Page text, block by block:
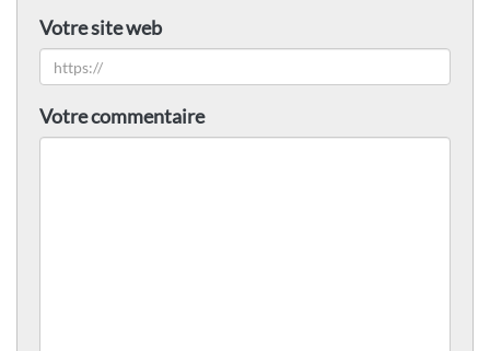
Votre site web
Votre commentaire